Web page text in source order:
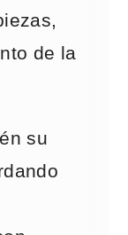
de la
su